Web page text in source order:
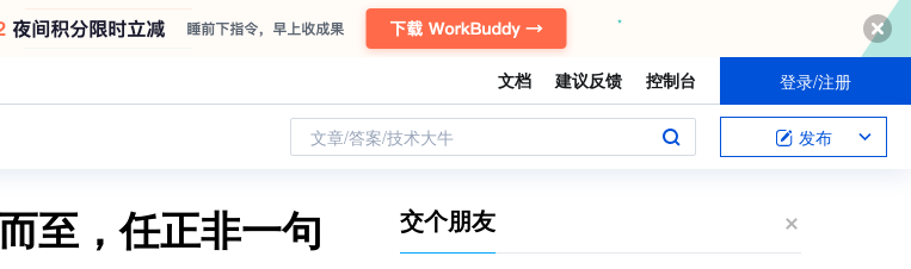
文档 建议反馈 控制台 登录/注册
文章/答案/技术大牛 发布
至，任正非一句
交个朋友